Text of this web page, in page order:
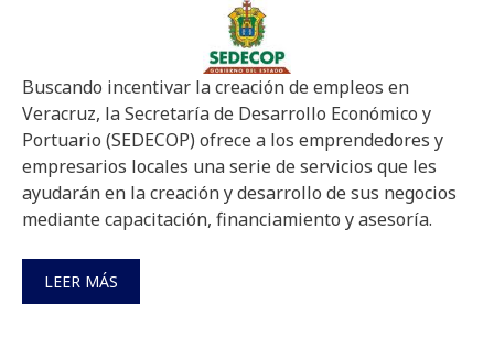
Buscando incentivar la creación de empleos en
Veracruz, la Secretaría de Desarrollo Económico y
Portuario (SEDECOP) ofrece a los emprendedores y
empresarios locales una serie de servicios que les
ayudarán en la creación y desarrollo de sus negocios
mediante capacitación, financiamiento y asesoría.
LEER MÁS